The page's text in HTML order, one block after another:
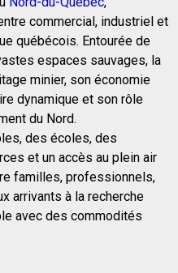
commercial, industriel et
québécois. Entourée de
espaces sauvages, la
minier, son économie
dynamique et son rôle
du Nord.
des écoles, des
et un accès au plein air
familles, professionnels,
arrivants à la recherche
avec des commodités